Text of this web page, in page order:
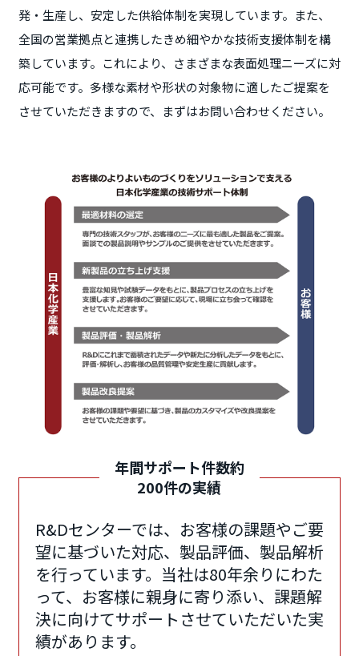
発・生産し、安定した供給体制を実現しています。また、
全国の営業拠点と連携したきめ細やかな技術支援体制を構
築しています。これにより、さまざまな表面処理ニーズに対
応可能です。多様な素材や形状の対象物に適したご提案を
させていただきますので、まずはお問い合わせください。
年間サポート件数約
200件の実績
R&Dセンターでは、お客様の課題やご要
望に基づいた対応、製品評価、製品解析
を行っています。当社は80年余りにわた
って、お客様に親身に寄り添い、課題解
決に向けてサポートさせていただいた実
績があります。